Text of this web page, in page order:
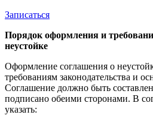
Записаться
Порядок оформления и
неустойке
Оформление соглашения о
требованиям законодательства и
Соглашение должно быть
подписано обеими сторонами. В
указать: